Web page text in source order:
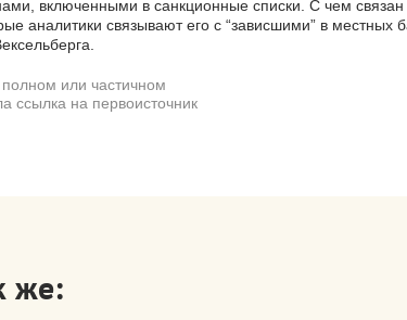
включенными в санкционные списки. С чем
аналитики связывают его с “зависшими” в местных
или частичном
ссылка на первоисточник
же: